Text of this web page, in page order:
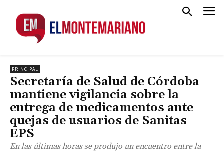
PRINCIPAL
Secretaría de Salud de Córdoba
mantiene vigilancia sobre la
entrega de medicamentos ante
quejas de usuarios de Sanitas
EPS
En las últimas horas se produjo un encuentro entre la